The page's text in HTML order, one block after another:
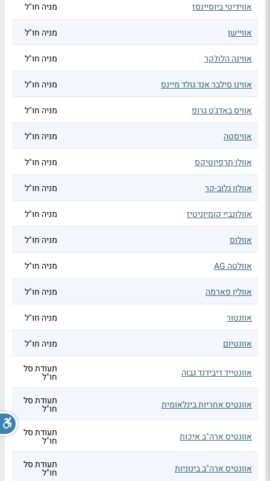
אווידיטי ביוסיינסז מניה חו"ל
אוויישן מניה חו"ל
אווינה הלת'קר מניה חו"ל
אווינו סילבר אנד גולד מיינס מניה חו"ל
אוויס באדג'ט גרופ מניה חו"ל
אוויסטה מניה חו"ל
אוולו תרפיוטיקס מניה חו"ל
אוולון גלוב-קר מניה חו"ל
אוולונביי קומיוניטיז מניה חו"ל
אוולוס מניה חו"ל
אוולטה AG מניה חו"ל
אוולין פארמה מניה חו"ל
אוונטור מניה חו"ל
אוונטיום מניה חו"ל
אוונטייד דיבידנד גבוה תעודת סל
חו"ל
אוונטיס אחריות בינלאומית תעודת סל
חו"ל
אוונטיס ארה"ב איכות תעודת סל
חו"ל
אוונטיס ארה"ב בינוניות תעודת סל
חו"ל